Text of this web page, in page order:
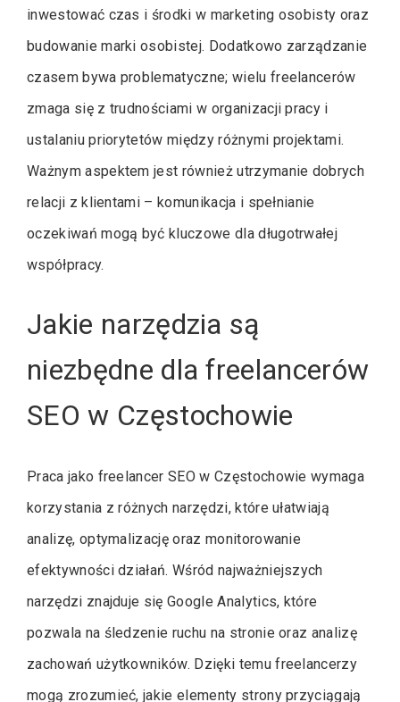
inwestować czas i środki w marketing osobisty oraz
budowanie marki osobistej. Dodatkowo zarządzanie
czasem bywa problematyczne; wielu freelancerów
zmaga się z trudnościami w organizacji pracy i
ustalaniu priorytetów między różnymi projektami.
Ważnym aspektem jest również utrzymanie dobrych
relacji z klientami – komunikacja i spełnianie
oczekiwań mogą być kluczowe dla długotrwałej
współpracy.
Jakie narzędzia są
niezbędne dla freelancerów
SEO w Częstochowie
Praca jako freelancer SEO w Częstochowie wymaga
korzystania z różnych narzędzi, które ułatwiają
analizę, optymalizację oraz monitorowanie
efektywności działań. Wśród najważniejszych
narzędzi znajduje się Google Analytics, które
pozwala na śledzenie ruchu na stronie oraz analizę
zachowań użytkowników. Dzięki temu freelancerzy
mogą zrozumieć, jakie elementy strony przyciągają